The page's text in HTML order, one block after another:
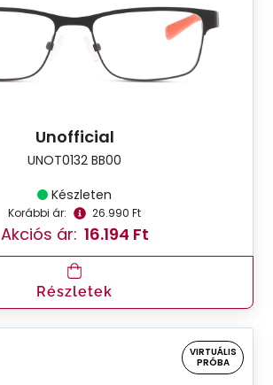
Unofficial
UNOT0132 BB00
Készleten
Korábbi ár: 26.990 Ft
Akciós ár: 16.194 Ft
Részletek
VIRTUÁLIS
PRÓBA